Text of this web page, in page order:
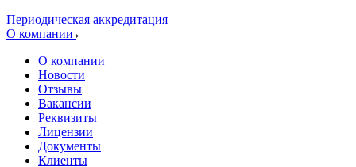
Периодическая аккредитация
О компании
О компании
Новости
Отзывы
Вакансии
Реквизиты
Лицензии
Документы
Клиенты